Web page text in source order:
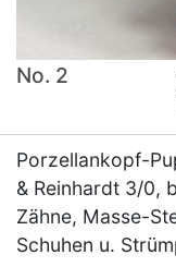
No. 2
Porzellankopf-
& Reinhardt 3/0,
Zähne, Masse-
Schuhen u.